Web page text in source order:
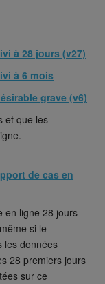
de cas en
en ligne 28 jours
si le
les données
28 premiers jours
sur ce
à 28 jours (v27)
à 6 mois
grave (v6)
et que les